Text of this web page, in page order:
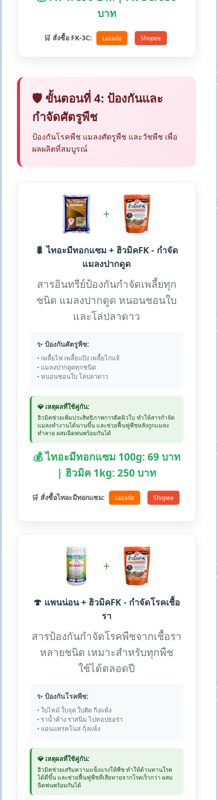
บาท
🛒 สั่งซื้อ FK-3C: Lazada Shopee
🛡️ ขั้นตอนที่ 4: ป้องกันและ
กำจัดศัตรูพืช
ป้องกันโรคพืช แมลงศัตรูพืช และวัชพืช เพื่อ
ผลผลิตที่สมบูรณ์
+
🐛 ไทอะมีทอกแซม + ฮิวมิคFK - กำจัด
แมลงปากดูด
สารอินทรีย์ป้องกันกำจัดเพลี้ยทุก
ชนิด แมลงปากดูด หนอนชอนใบ
และโล่ปลาดาว
✨ ป้องกันศัตรูพืช:
• เพลี้ยไฟ เพลี้ยแป้ง เพลี้ยไก่แจ้
• แมลงปากดูดทุกชนิด
• หนอนชอนใบ โล่ปลาดาว
💎 เหตุผลที่ใช้คู่กัน:
ฮิวมิคช่วยเพิ่มประสิทธิภาพการติดผิวใบ ทำให้สารกำจัด
แมลงทำงานได้นานขึ้น และช่วยฟื้นฟูพืชหลังถูกแมลง
ทำลาย ผสมฉีดพ่นพร้อมกันได้
💰 ไทอะมีทอกแซม 100g: 69 บาท
| ฮิวมิค 1kg: 250 บาท
🛒 สั่งซื้อไทอะมีทอกแซม: Lazada Shopee
+
🍄 แพนน่อน + ฮิวมิคFK - กำจัดโรคเชื้อ
รา
สารป้องกันกำจัดโรคพืชจากเชื้อรา
หลายชนิด เหมาะสำหรับทุกพืช
ใช้ได้ตลอดปี
✨ ป้องกันโรคพืช:
• ใบไหม้ ใบจุด ใบติด กิ่งแห้ง
• ราน้ำค้าง ราสนิม ไปทอปธอร่า
• แอนแทรคโนส กุ้งแห้ง
💎 เหตุผลที่ใช้คู่กัน:
ฮิวมิคช่วยเสริมความแข็งแรงให้พืช ทำให้ต้านทานโรค
ได้ดีขึ้น และช่วยฟื้นฟูพืชที่เสียหายจากโรคเร็วกว่า ผสม
ฉีดพ่นพร้อมกันได้